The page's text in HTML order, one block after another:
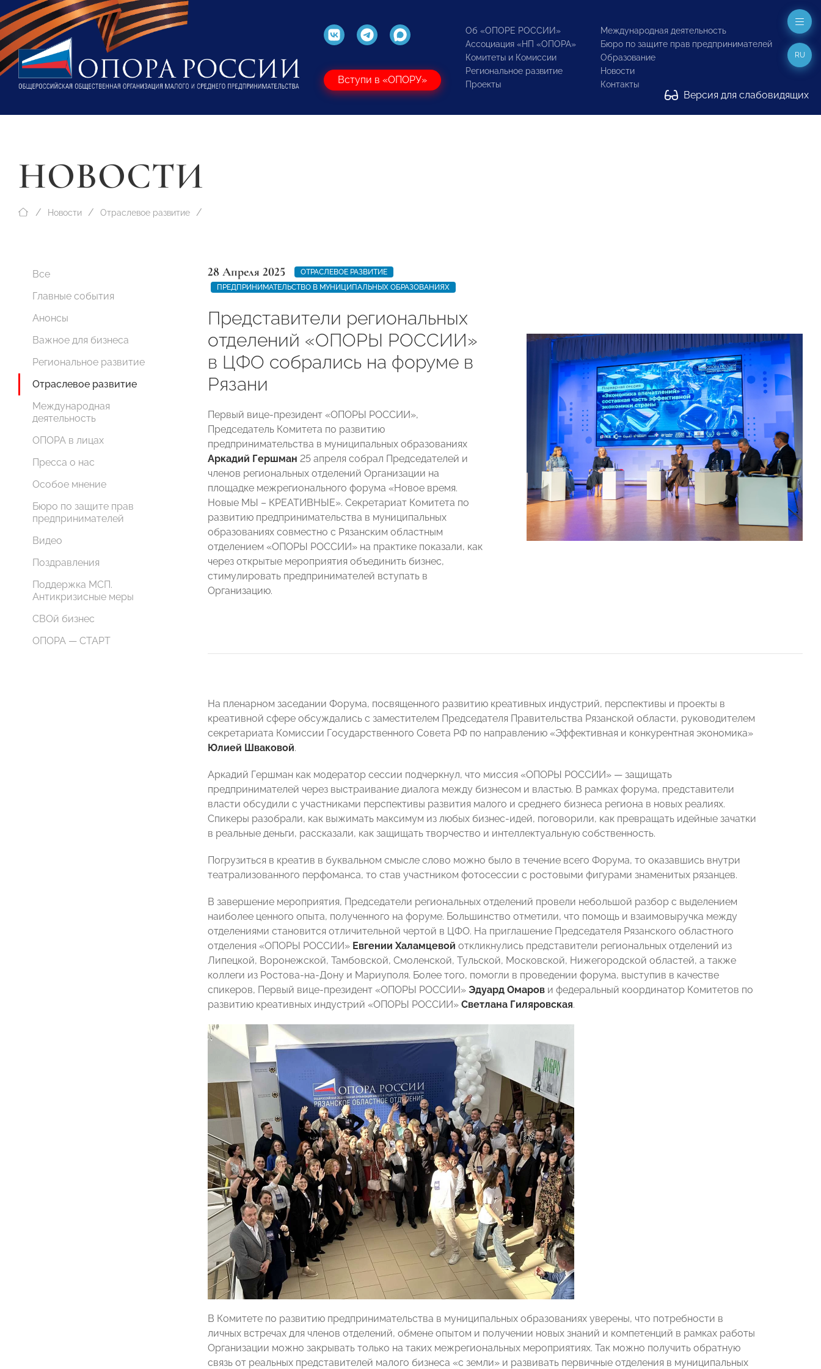
Вступи в «ОПОРУ»
Об «ОПОРЕ РОССИИ»
Ассоциация «НП «ОПОРА»
Комитеты и Комиссии
Региональное развитие
Проекты
Международная деятельность
Бюро по защите прав предпринимателей
Образование
Новости
Контакты
Версия для слабовидящих
RU
НОВОСТИ
Новости Отраслевое развитие
Все
Главные события
Анонсы
Важное для бизнеса
Региональное развитие
Отраслевое развитие
Международная
деятельность
ОПОРА в лицах
Пресса о нас
Особое мнение
Бюро по защите прав
предпринимателей
Видео
Поздравления
Поддержка МСП.
Антикризисные меры
СВОй бизнес
ОПОРА — СТАРТ
28 Апреля 2025
ОТРАСЛЕВОЕ РАЗВИТИЕ
ПРЕДПРИНИМАТЕЛЬСТВО В МУНИЦИПАЛЬНЫХ ОБРАЗОВАНИЯХ
Представители региональных
отделений «ОПОРЫ РОССИИ»
в ЦФО собрались на форуме в
Рязани
Первый вице-президент «ОПОРЫ РОССИИ»,
Председатель Комитета по развитию
предпринимательства в муниципальных образованиях
Аркадий Гершман 25 апреля собрал Председателей и
членов региональных отделений Организации на
площадке межрегионального форума «Новое время.
Новые МЫ – КРЕАТИВНЫЕ». Секретариат Комитета по
развитию предпринимательства в муниципальных
образованиях совместно с Рязанским областным
отделением «ОПОРЫ РОССИИ» на практике показали, как
через открытые мероприятия объединить бизнес,
стимулировать предпринимателей вступать в
Организацию.
На пленарном заседании Форума, посвященного развитию креативных индустрий, перспективы и проекты в
креативной сфере обсуждались с заместителем Председателя Правительства Рязанской области, руководителем
секретариата Комиссии Государственного Совета РФ по направлению «Эффективная и конкурентная экономика»
Юлией Шваковой.
Аркадий Гершман как модератор сессии подчеркнул, что миссия «ОПОРЫ РОССИИ» — защищать
предпринимателей через выстраивание диалога между бизнесом и властью. В рамках форума, представители
власти обсудили с участниками перспективы развития малого и среднего бизнеса региона в новых реалиях.
Спикеры разобрали, как выжимать максимум из любых бизнес-идей, поговорили, как превращать идейные зачатки
в реальные деньги, рассказали, как защищать творчество и интеллектуальную собственность.
Погрузиться в креатив в буквальном смысле слово можно было в течение всего Форума, то оказавшись внутри
театрализованного перфоманса, то став участником фотосессии с ростовыми фигурами знаменитых рязанцев.
В завершение мероприятия, Председатели региональных отделений провели небольшой разбор с выделением
наиболее ценного опыта, полученного на форуме. Большинство отметили, что помощь и взаимовыручка между
отделениями становится отличительной чертой в ЦФО. На приглашение Председателя Рязанского областного
отделения «ОПОРЫ РОССИИ» Евгении Халамцевой откликнулись представители региональных отделений из
Липецкой, Воронежской, Тамбовской, Смоленской, Тульской, Московской, Нижегородской областей, а также
коллеги из Ростова-на-Дону и Мариуполя. Более того, помогли в проведении форума, выступив в качестве
спикеров, Первый вице-президент «ОПОРЫ РОССИИ» Эдуард Омаров и федеральный координатор Комитетов по
развитию креативных индустрий «ОПОРЫ РОССИИ» Светлана Гиляровская.
В Комитете по развитию предпринимательства в муниципальных образованиях уверены, что потребности в
личных встречах для членов отделений, обмене опытом и получении новых знаний и компетенций в рамках работы
Организации можно закрывать только на таких межрегиональных мероприятиях. Так можно получить обратную
связь от реальных представителей малого бизнеса «с земли» и развивать первичные отделения в муниципальных